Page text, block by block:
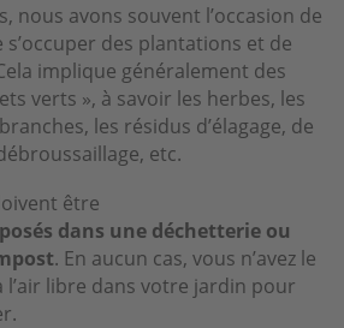
nous avons souvent l’occasion de
des plantations et de
implique généralement des
verts », à savoir les herbes, les
les résidus d’élagage, de
etc.
être
dans une déchetterie ou
. En aucun cas, vous n’avez le
libre dans votre jardin pour